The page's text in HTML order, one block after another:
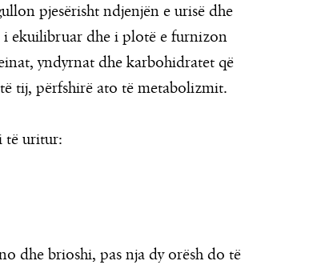
pjesërisht ndjenjën e urisë dhe
i ekuilibruar dhe i plotë e furnizon
yndyrnat dhe karbohidratet që
tij, përfshirë ato të metabolizmit.
të uritur:
dhe brioshi, pas nja dy orësh do të